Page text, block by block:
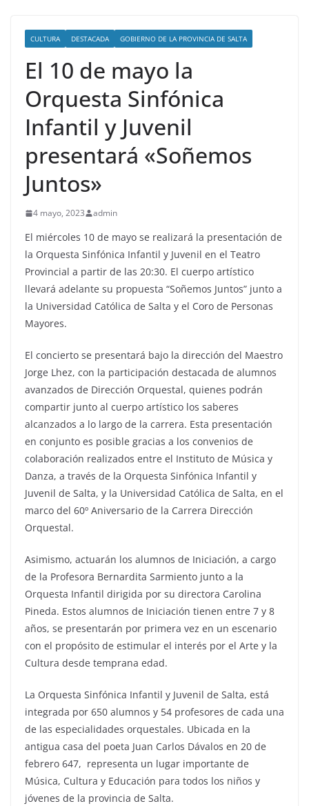
CULTURA DESTACADA GOBIERNO DE LA PROVINCIA DE SALTA
El 10 de mayo la
Orquesta Sinfónica
Infantil y Juvenil
presentará «Soñemos
Juntos»
4 mayo, 2023 admin
El miércoles 10 de mayo se realizará la presentación de
la Orquesta Sinfónica Infantil y Juvenil en el Teatro
Provincial a partir de las 20:30. El cuerpo artístico
llevará adelante su propuesta “Soñemos Juntos” junto a
la Universidad Católica de Salta y el Coro de Personas
Mayores.
El concierto se presentará bajo la dirección del Maestro
Jorge Lhez, con la participación destacada de alumnos
avanzados de Dirección Orquestal, quienes podrán
compartir junto al cuerpo artístico los saberes
alcanzados a lo largo de la carrera. Esta presentación
en conjunto es posible gracias a los convenios de
colaboración realizados entre el Instituto de Música y
Danza, a través de la Orquesta Sinfónica Infantil y
Juvenil de Salta, y la Universidad Católica de Salta, en el
marco del 60º Aniversario de la Carrera Dirección
Orquestal.
Asimismo, actuarán los alumnos de Iniciación, a cargo
de la Profesora Bernardita Sarmiento junto a la
Orquesta Infantil dirigida por su directora Carolina
Pineda. Estos alumnos de Iniciación tienen entre 7 y 8
años, se presentarán por primera vez en un escenario
con el propósito de estimular el interés por el Arte y la
Cultura desde temprana edad.
La Orquesta Sinfónica Infantil y Juvenil de Salta, está
integrada por 650 alumnos y 54 profesores de cada una
de las especialidades orquestales. Ubicada en la
antigua casa del poeta Juan Carlos Dávalos en 20 de
febrero 647, representa un lugar importante de
Música, Cultura y Educación para todos los niños y
jóvenes de la provincia de Salta.